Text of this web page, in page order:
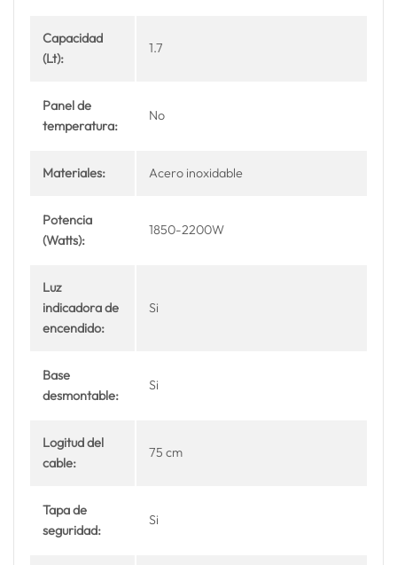
Capacidad
(Lt):
1.7
Panel de
temperatura:
No
Materiales: Acero inoxidable
Potencia
(Watts):
1850-2200W
Luz
indicadora de
encendido:
Si
Base
desmontable:
Si
Logitud del
cable:
75 cm
Tapa de
seguridad:
Si